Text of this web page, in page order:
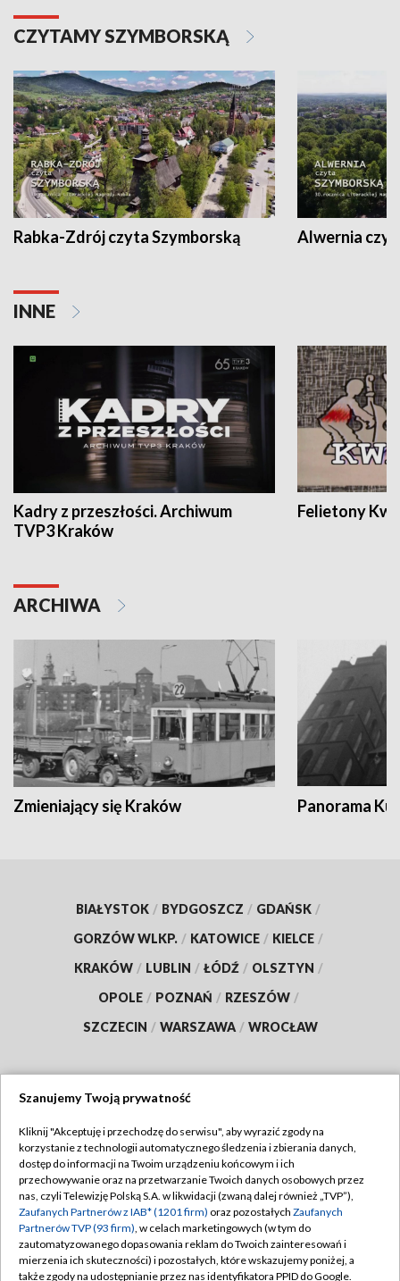
CZYTAMY SZYMBORSKĄ
Rabka-Zdrój czyta Szymborską Alwernia
INNE
Kadry z przeszłości. Archiwum
TVP3 Kraków
Felietony
ARCHIWA
Zmieniający się Kraków Panorama
BIAŁYSTOK / BYDGOSZCZ / GDAŃSK /
GORZÓW WLKP. / KATOWICE / KIELCE /
KRAKÓW / LUBLIN / ŁÓDŹ / OLSZTYN /
OPOLE / POZNAŃ / RZESZÓW /
SZCZECIN / WARSZAWA / WROCŁAW
TVP
Abonament TVP
Emisja w TVP
Centrum informacji TVP
Naziemna Telewizja Cyfrowa
Regulamin TVP
Polityka prywatności
Moje zgody
Pomoc
Szanujemy Twoją prywatność
Kliknij "Akceptuję i przechodzę do serwisu", aby wyrazić zgody na
korzystanie z technologii automatycznego śledzenia i zbierania danych,
dostęp do informacji na Twoim urządzeniu końcowym i ich
przechowywanie oraz na przetwarzanie Twoich danych osobowych przez
nas, czyli Telewizję Polską S.A. w likwidacji (zwaną dalej również „TVP”),
Zaufanych Partnerów z IAB* (1201 firm) oraz pozostałych Zaufanych
Partnerów TVP (93 firm), w celach marketingowych (w tym do
zautomatyzowanego dopasowania reklam do Twoich zainteresowań i
mierzenia ich skuteczności) i pozostałych, które wskazujemy poniżej, a
także zgody na udostępnianie przez nas identyfikatora PPID do Google.